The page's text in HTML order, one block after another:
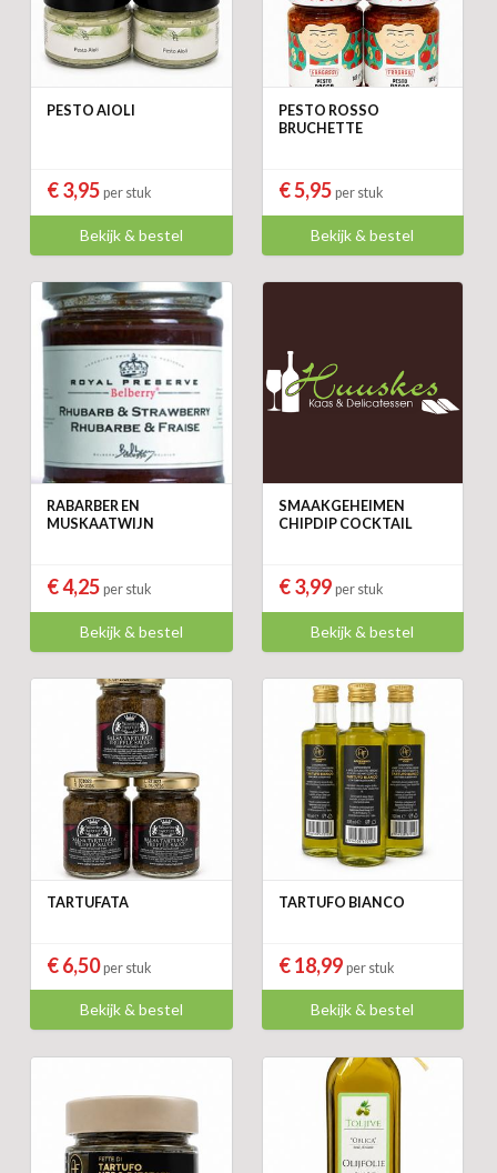
PESTO AIOLI
€ 3,95 per stuk
Bekijk & bestel
PESTO ROSSO
BRUCHETTE
€ 5,95 per stuk
Bekijk & bestel
RABARBER EN
MUSKAATWIJN
€ 4,25 per stuk
Bekijk & bestel
SMAAKGEHEIMEN
CHIPDIP COCKTAIL
€ 3,99 per stuk
Bekijk & bestel
TARTUFATA
€ 6,50per stuk
Bekijk & bestel
TARTUFO BIANCO
€ 18,99 per stuk
Bekijk & bestel